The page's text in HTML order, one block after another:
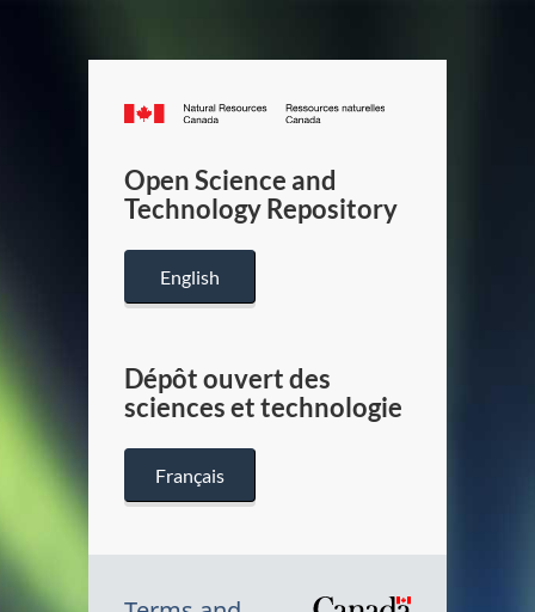
Canada.ca
/
Canada
Open Science and
Technology Repository
English
Dépôt ouvert des
sciences et technologie
Français